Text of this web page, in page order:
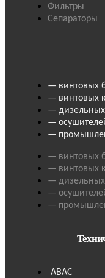
Фильтры
Сепараторы
— винтовых
— винтовых
— дизельных
—
—
— винтовых
— винтовых
— дизельных
—
—
ABAC